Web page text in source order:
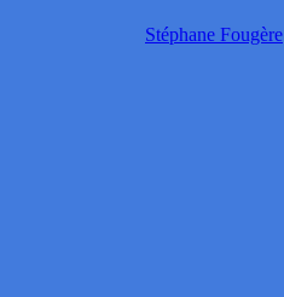
Stéphane Fougère